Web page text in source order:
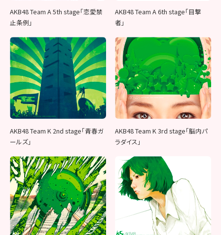
AKB48 Team A 5th stage「恋愛禁
止条例」
AKB48 Team A 6th stage「目撃
者」
AKB48 Team K 2nd stage「青春ガ
ールズ」
AKB48 Team K 3rd stage「脳内パ
ラダイス」